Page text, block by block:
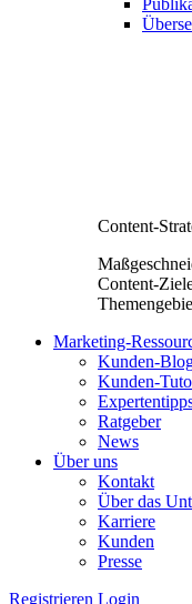
Content-
Content-
Marketing-
Kunden-
Kunden-
Ratgeber
News
Über uns
Kontakt
Über das
Karriere
Kunden
Presse
Registrieren Login